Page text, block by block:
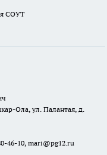
СОУТ
Ола, ул. Палантая, д.
46-10, mari@pg12.ru